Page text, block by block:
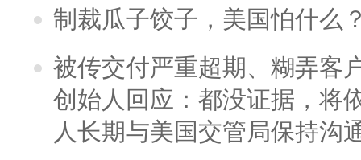
制裁瓜子饺子，美国怕什么
被传交付严重超期、糊弄客
创始人回应：都没证据，将
人长期与美国交管局保持沟